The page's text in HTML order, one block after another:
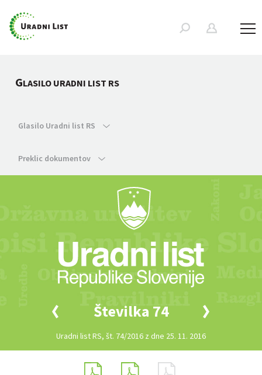
GLASILO URADNI LIST RS
Glasilo Uradni list RS
Preklic dokumentov
Številka 74
Uradni list RS, št. 74/2016 z dne 25. 11. 2016